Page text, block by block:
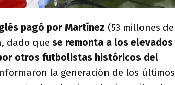
pagó por Martínez (53 millones de
dado que se remonta a los elevados
otros futbolistas históricos del
la generación de los últimos